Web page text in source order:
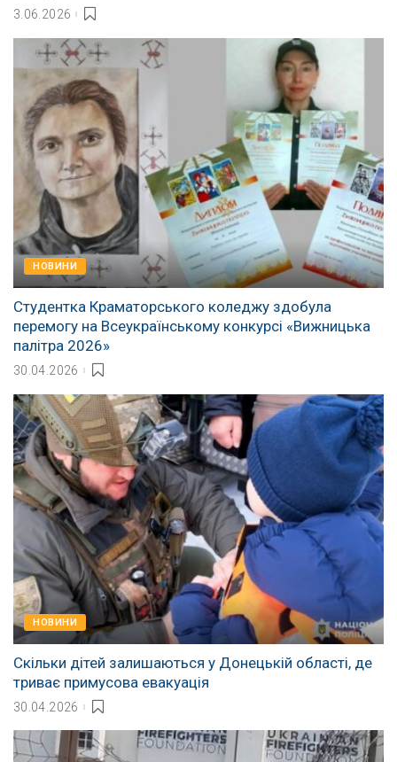
3.06.2026
НОВИНИ
Студентка Краматорського коледжу здобула
перемогу на Всеукраїнському конкурсі «Вижницька
палітра 2026»
30.04.2026
НОВИНИ
Скільки дітей залишаються у Донецькій області, де
триває примусова евакуація
30.04.2026